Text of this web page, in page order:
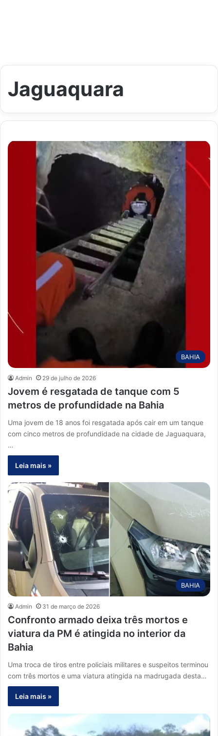
Jaguaquara
BAHIA
Admin 29 de julho de 2026
Jovem é resgatada de tanque com 5
metros de profundidade na Bahia
Uma jovem de 18 anos foi resgatada após cair em um tanque
com cinco metros de profundidade na cidade de Jaguaquara,
…
Leia mais »
BAHIA
Admin 31 de março de 2026
Confronto armado deixa três mortos e
viatura da PM é atingida no interior da
Bahia
Uma troca de tiros entre policiais militares e suspeitos terminou
com três mortos e uma viatura atingida na madrugada desta…
Leia mais »